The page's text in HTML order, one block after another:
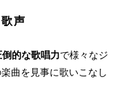
声
倒的な歌唱力で様々なジ
曲を見事に歌いこなし